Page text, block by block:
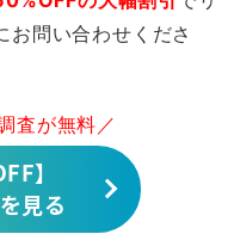
お問い合わせくださ
査が無料／
】
見る